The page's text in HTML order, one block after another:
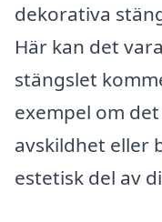
dekorativa
Här kan det
stängslet
exempel om
avskildhet eller
estetisk del av